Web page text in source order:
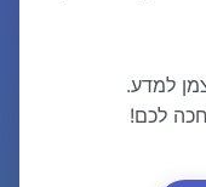
למדע.
לכם!